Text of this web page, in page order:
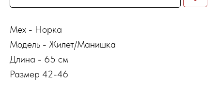
Мех - Норка
Модель - Жилет/Манишка
Длина - 65 см
Размер 42-46